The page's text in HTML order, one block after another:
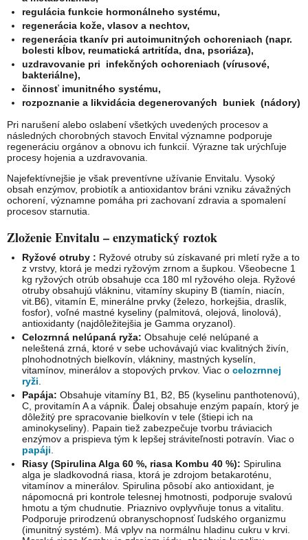
regulácia funkcie hormonálneho systému,
regenerácia kože, vlasov a nechtov,
regenerácia tkanív pri autoimunitných ochoreniach (napr.
bolesti kĺbov, reumatická artritída, dna, psoriáza),
uzdravovanie pri infekčných ochoreniach (vírusové,
bakteriálne),
činnosť imunitného systému,
rozpoznanie a likvidácia degenerovaných buniek (nádory)
Pri narušení alebo oslabení všetkých uvedených procesov a
následných chorobných stavoch Envital významne podporuje
regeneráciu orgánov a obnovu ich funkcií. Výrazne tak urýchľuje
procesy hojenia a uzdravovania.
Najefektívnejšie je však preventívne užívanie Envitalu. Vysoký
obsah enzýmov, probiotík a antioxidantov bráni vzniku závažných
ochorení, významne pomáha pri zachovaní zdravia a spomalení
procesov starnutia.
Zloženie Envitalu – enzymatický roztok
Ryžové otruby : Ryžové otruby sú získavané pri mletí ryže a to
z vrstvy, ktorá je medzi ryžovým zrnom a šupkou. Všeobecne 1
kg ryžových otrúb obsahuje cca 180 ml ​​ryžového oleja. Ryžové
otruby obsahujú vlákninu, vitamíny skupiny B (tiamín, niacín,
vit.B6), vitamín E, minerálne prvky (železo, horkejšia, draslík,
fosfor), voľné mastné kyseliny (palmitová, olejová, linolová),
antioxidanty (najdôležitejšia je Gamma oryzanol).
Celozrnná nelúpaná ryža: Obsahuje celé nelúpané a
neleštená zrná, ktoré v sebe uchovávajú viac kvalitných živín,
plnohodnotných bielkovín, vlákniny, mastných kyselín,
vitamínov, minerálov a stopových prvkov. Viac ocelozrnnej
ryži
Papája: Obsahuje vitamíny B1, B2, B5 (kyselinu panthotenovú),
C, provitamín A a vápnik. Ďalej obsahuje enzým papaín, ktorý je
dôležitý pre spracovanie bielkovín v tele (štiepi ich na
aminokyseliny). Papain tiež zabezpečuje tvorbu tráviacich
enzýmov a prispieva tým k lepšej stráviteľnosti potravín. Viac o
papáji
Riasy (Spirulina Alga 60 %, riasa Kombu 40 %): Spirulina
alga je sladkovodná riasa, ktorá je zdrojom betakaroténu,
vitamínov a minerálov. Spirulina pôsobí ako antioxidant, je
nápomocná pri kontrole telesnej hmotnosti, podporuje svalovú
hmotu a tým chudnutie. Priaznivo ovplyvňuje tonus a vitalitu.
Podporuje prirodzenú obranyschopnosť ľudského organizmu
(imunitný systém). Má vplyv na normálnu hladinu cukru v krvi.